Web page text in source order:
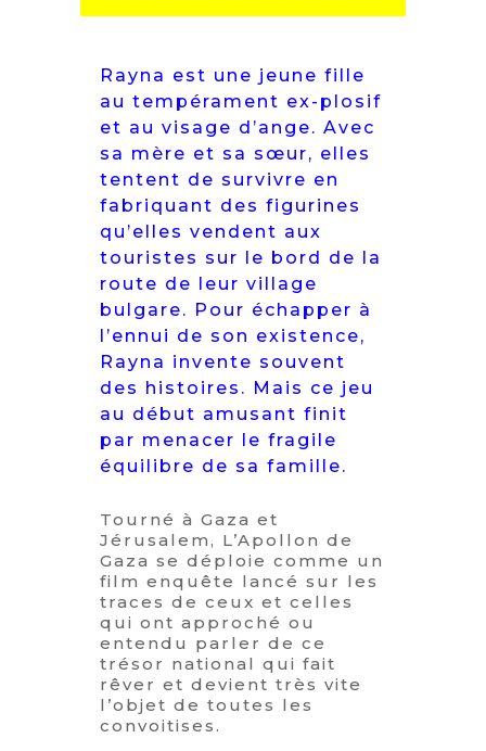
Rayna est une jeune fille
au tempérament ex-plosif
et au visage d’ange. Avec
sa mère et sa sœur, elles
tentent de survivre en
fabriquant des figurines
qu’elles vendent aux
touristes sur le bord de la
route de leur village
bulgare. Pour échapper à
l’ennui de son existence,
Rayna invente souvent
des histoires. Mais ce jeu
au début amusant finit
par menacer le fragile
équilibre de sa famille.
Tourné à Gaza et
Jérusalem, L’Apollon de
Gaza se déploie comme un
film enquête lancé sur les
traces de ceux et celles
qui ont approché ou
entendu parler de ce
trésor national qui fait
rêver et devient très vite
l’objet de toutes les
convoitises.